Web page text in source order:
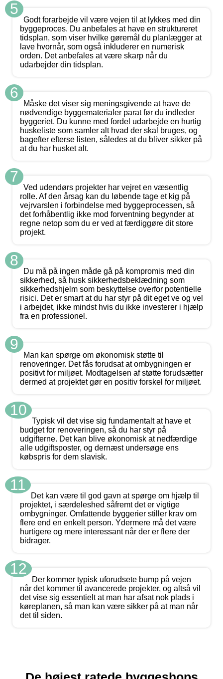
5
Godt forarbejde vil være vejen til at lykkes med din
byggeproces. Du anbefales at have en struktureret
tidsplan, som viser hvilke gøremål du planlægger at
lave hvornår, som også inkluderer en numerisk
orden. Det anbefales at være skarp når du
udarbejder din tidsplan.
6
Måske det viser sig meningsgivende at have de
nødvendige byggematerialer parat før du indleder
byggeriet. Du kunne med fordel udarbejde en hurtig
huskeliste som samler alt hvad der skal bruges, og
bagefter efterse listen, således at du bliver sikker på
at du har husket alt.
7
Ved udendørs projekter har vejret en væsentlig
rolle. Af den årsag kan du løbende tage et kig på
vejrvarslen i forbindelse med byggeprocessen, så
det forhåbentlig ikke mod forventning begynder at
regne netop som du er ved at færdiggøre dit store
projekt.
8
Du må på ingen måde gå på kompromis med din
sikkerhed, så husk sikkerhedsbeklædning som
sikkerhedshjelm som beskyttelse overfor potentielle
risici. Det er smart at du har styr på dit eget ve og vel
i arbejdet, ikke mindst hvis du ikke investerer i hjælp
fra en professionel.
9
Man kan spørge om økonomisk støtte til
renoveringer. Det fås forudsat at ombygningen er
positivt for miljøet. Modtagelsen af støtte forudsætter
dermed at projektet gør en positiv forskel for miljøet.
10
Typisk vil det vise sig fundamentalt at have et
budget for renoveringen, så du har styr på
udgifterne. Det kan blive økonomisk at nedfærdige
alle udgiftsposter, og dernæst undersøge ens
købspris for dem slavisk.
11
Det kan være til god gavn at spørge om hjælp til
projektet, i særdeleshed såfremt det er vigtige
ombygninger. Omfattende byggerier stiller krav om
flere end en enkelt person. Ydermere må det være
hurtigere og mere interessant når der er flere der
bidrager.
12
Der kommer typisk uforudsete bump på vejen
når det kommer til avancerede projekter, og altså vil
det vise sig essentielt at man har afsat nok plads i
køreplanen, så man kan være sikker på at man når
det til siden.